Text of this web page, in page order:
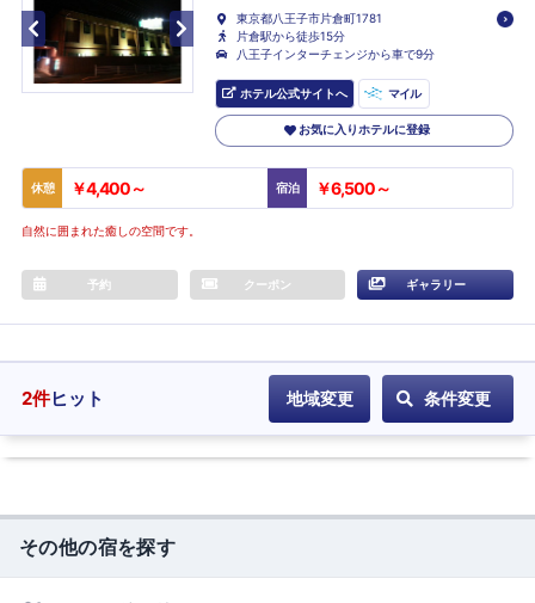
東京都八王子市片倉町1781
片倉駅から徒歩15分
八王子インターチェンジから車で9分
ホテル公式サイトへ マイル
お気に入りホテルに登録
休憩 ￥4,400～ 宿泊 ￥6,500～
自然に囲まれた癒しの空間です。
予約 クーポン ギャラリー
2件ヒット 地域変更 条件変更
その他の宿を探す